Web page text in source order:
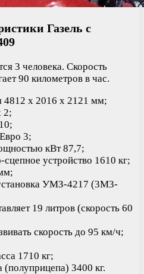
Газель с
3 человека. Скорость
90 километров в час.
4812 х 2016 х 2121 мм;
2;
3;
кВт 87,7;
сцепное устройство 1610 кг;
УМЗ-4217 (3М3-
19 литров (скорость 60
скорость до 95 км/ч;
1710 кг;
3400 кг.